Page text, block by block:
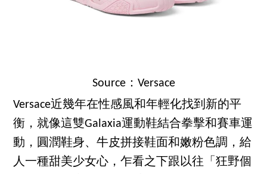
Source：Versace
Versace近幾年在性感風和年輕化找到新的平
衡，就像這雙Galaxia運動鞋結合拳擊和賽車運
動，圓潤鞋身、牛皮拼接鞋面和嫩粉色調，給
人一種甜美少女心，乍看之下跟以往「狂野個